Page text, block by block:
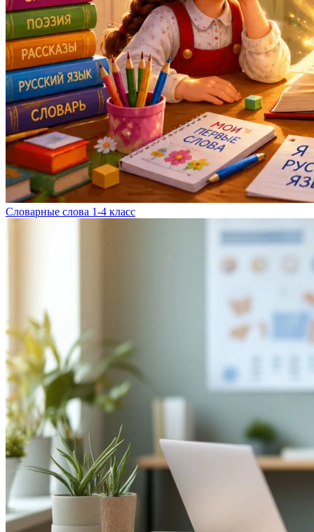
Словарные слова 1-4 класс